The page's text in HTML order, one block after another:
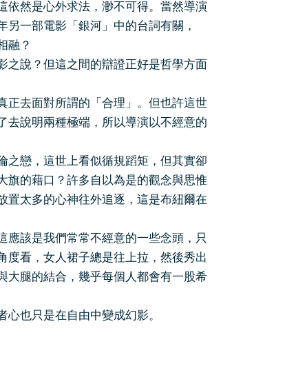
依然是心外求法，渺不可得。當然導演
一部電影「銀河」中的台詞有關，
融？
之說？但這之間的辯證正好是哲學方面
正去面對所謂的「合理」。但也許這世
去說明兩種極端，所以導演以不經意的
之戀，這世上看似循規蹈矩，但其實卻
旗的藉口？許多自以為是的觀念與思惟
置太多的心神往外追逐，這是布紐爾在
應該是我們常常不經意的一些念頭，只
度看，女人裙子總是往上拉，然後秀出
大腿的結合，幾乎每個人都會有一股希
也只是在自由中變成幻影。